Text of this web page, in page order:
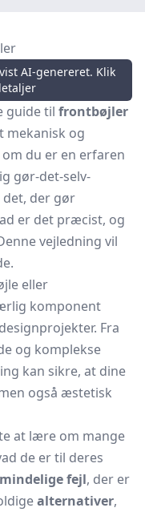
AI-genereret. Klik
guide til frontbøjler
mekanisk og
du er en erfaren
gør-det-selv-
der gør
er det præcist, og
vejledning vil
eller
komponent
Fra
og komplekse
kan sikre, at dine
også æstetisk
at lære om mange
de er til deres
fejl, der er
alternativer,